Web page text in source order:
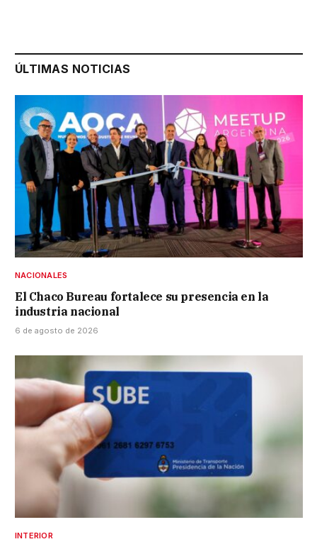
ÚLTIMAS NOTICIAS
NACIONALES
El Chaco Bureau fortalece su presencia en la
industria nacional
6 de agosto de 2026
INTERIOR